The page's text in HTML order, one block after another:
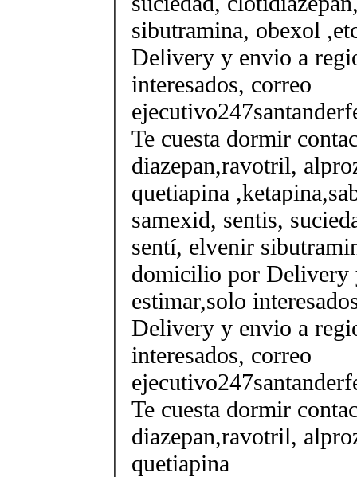
sibutramina, obexol
Delivery y envio a
interesados, correo
Te cuesta dormir
diazepan,ravotril,
quetiapina
samexid, sentis,
sentí, elvenir
domicilio por Delivery
estimar,solo
Delivery y envio a
interesados, correo
Te cuesta dormir
diazepan,ravotril,
quetiapina